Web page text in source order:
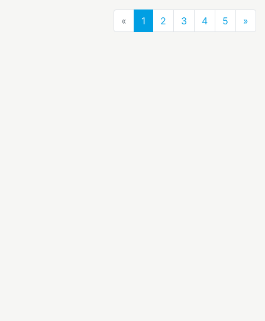
« Previous
1 2 3 4 5 »